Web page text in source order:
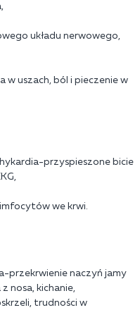
układu nerwowego,
w uszach, ból i pieczenie w
przyspieszone bicie
we krwi.
przekrwienie naczyń jamy
nosa, kichanie,
trudności w